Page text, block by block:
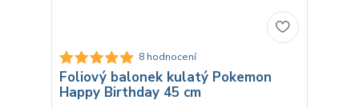
8 hodnocení
Foliový balonek kulatý Pokemon
Happy Birthday 45 cm